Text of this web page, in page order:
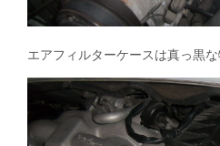
エアフィルターケースは真っ黒な